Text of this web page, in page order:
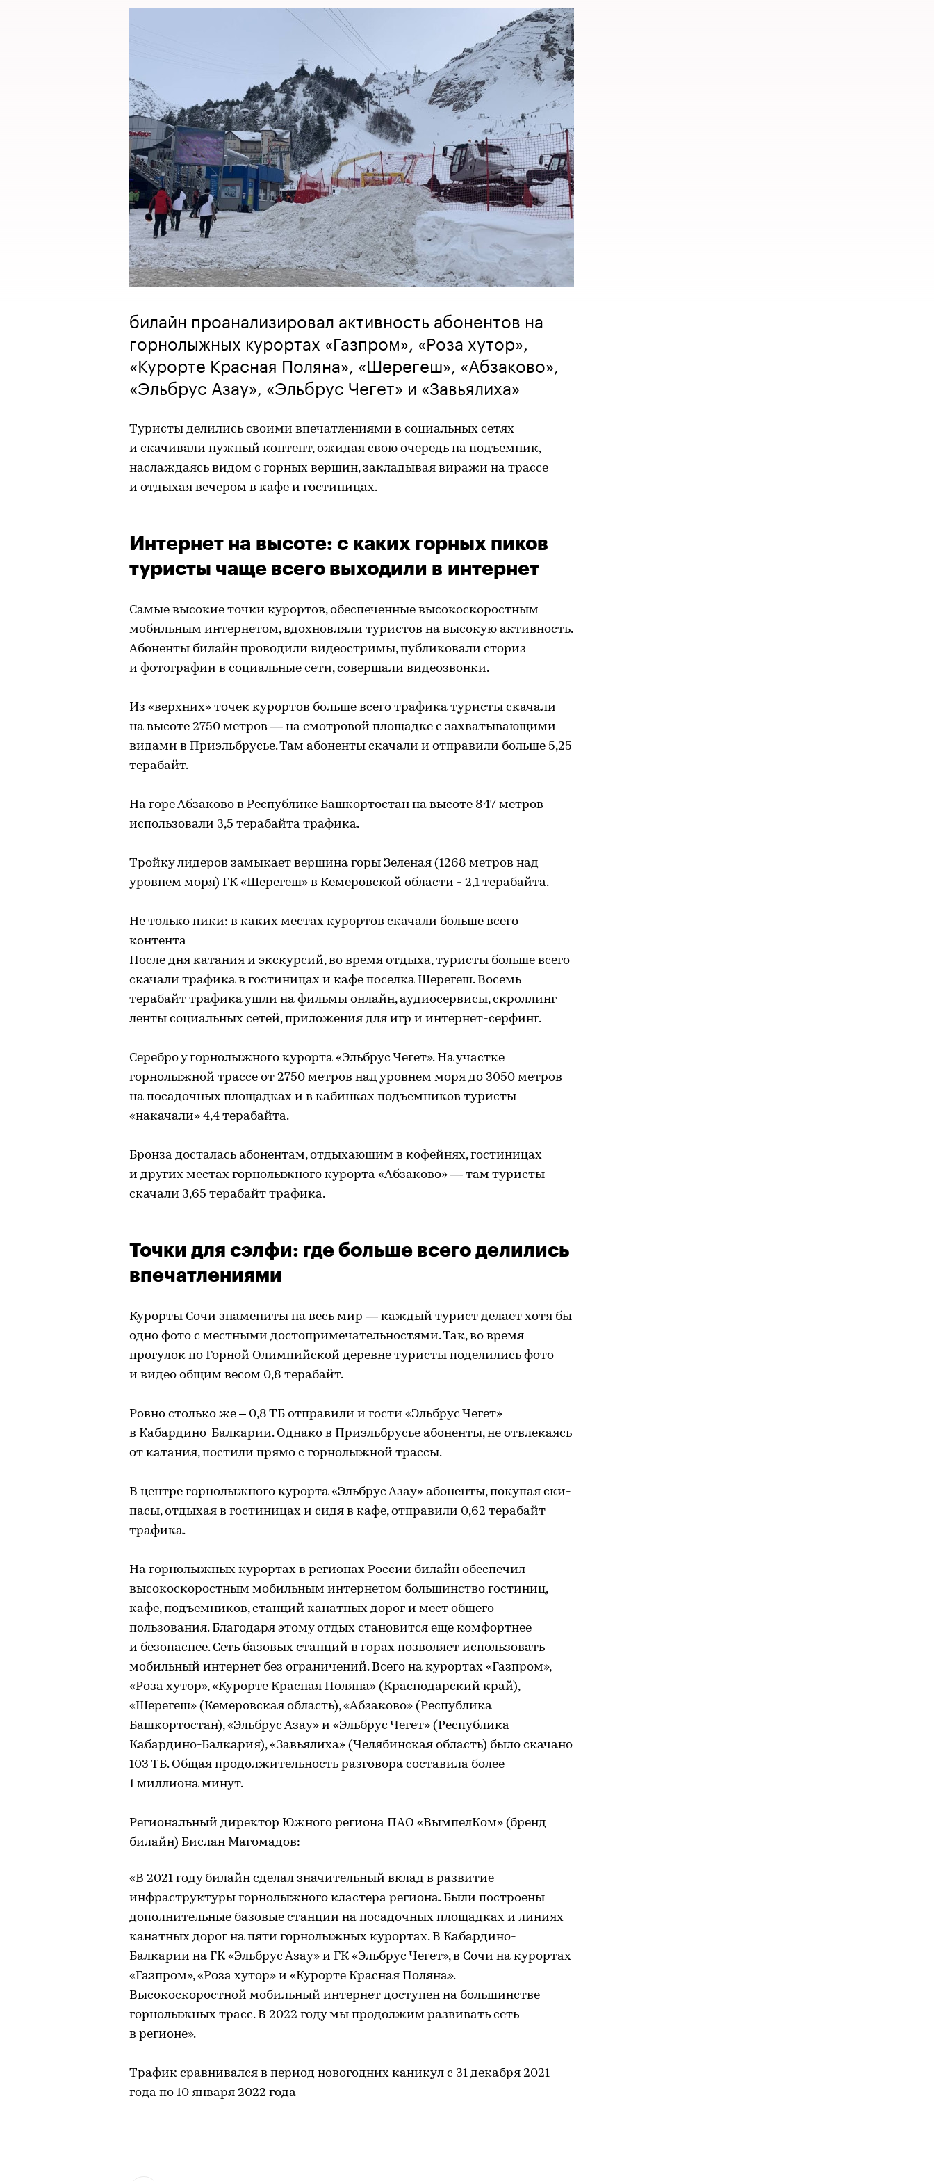
билайн проанализировал активность абонентов на
горнолыжных курортах «Газпром», «Роза хутор»,
«Курорте Красная Поляна», «Шерегеш», «Абзаково»,
«Эльбрус Азау», «Эльбрус Чегет» и «Завьялиха»
Туристы делились своими впечатлениями в социальных сетях
и скачивали нужный контент, ожидая свою очередь на подъемник,
наслаждаясь видом с горных вершин, закладывая виражи на трассе
и отдыхая вечером в кафе и гостиницах.
Интернет на высоте: с каких горных пиков
туристы чаще всего выходили в интернет
Самые высокие точки курортов, обеспеченные высокоскоростным
мобильным интернетом, вдохновляли туристов на высокую активность.
Абоненты билайн проводили видеостримы, публиковали сториз
и фотографии в социальные сети, совершали видеозвонки.
Из «верхних» точек курортов больше всего трафика туристы скачали
на высоте 2750 метров — на смотровой площадке с захватывающими
видами в Приэльбрусье. Там абоненты скачали и отправили больше 5,25
терабайт.
На горе Абзаково в Республике Башкортостан на высоте 847 метров
использовали 3,5 терабайта трафика.
Тройку лидеров замыкает вершина горы Зеленая (1268 метров над
уровнем моря) ГК «Шерегеш» в Кемеровской области - 2,1 терабайта.
Не только пики: в каких местах курортов скачали больше всего
контента
После дня катания и экскурсий, во время отдыха, туристы больше всего
скачали трафика в гостиницах и кафе поселка Шерегеш. Восемь
терабайт трафика ушли на фильмы онлайн, аудиосервисы, скроллинг
ленты социальных сетей, приложения для игр и интернет-серфинг.
Серебро у горнолыжного курорта «Эльбрус Чегет». На участке
горнолыжной трассе от 2750 метров над уровнем моря до 3050 метров
на посадочных площадках и в кабинках подъемников туристы
«накачали» 4,4 терабайта.
Бронза досталась абонентам, отдыхающим в кофейнях, гостиницах
и других местах горнолыжного курорта «Абзаково» — там туристы
скачали 3,65 терабайт трафика.
Точки для сэлфи: где больше всего делились
впечатлениями
Курорты Сочи знамениты на весь мир — каждый турист делает хотя бы
одно фото с местными достопримечательностями. Так, во время
прогулок по Горной Олимпийской деревне туристы поделились фото
и видео общим весом 0,8 терабайт.
Ровно столько же – 0,8 ТБ отправили и гости «Эльбрус Чегет»
в Кабардино-Балкарии. Однако в Приэльбрусье абоненты, не отвлекаясь
от катания, постили прямо с горнолыжной трассы.
В центре горнолыжного курорта «Эльбрус Азау» абоненты, покупая ски-
пасы, отдыхая в гостиницах и сидя в кафе, отправили 0,62 терабайт
трафика.
На горнолыжных курортах в регионах России билайн обеспечил
высокоскоростным мобильным интернетом большинство гостиниц,
кафе, подъемников, станций канатных дорог и мест общего
пользования. Благодаря этому отдых становится еще комфортнее
и безопаснее. Сеть базовых станций в горах позволяет использовать
мобильный интернет без ограничений. Всего на курортах «Газпром»,
«Роза хутор», «Курорте Красная Поляна» (Краснодарский край),
«Шерегеш» (Кемеровская область), «Абзаково» (Республика
Башкортостан), «Эльбрус Азау» и «Эльбрус Чегет» (Республика
Кабардино-Балкария), «Завьялиха» (Челябинская область) было скачано
103 ТБ. Общая продолжительность разговора составила более
1 миллиона минут.
Региональный директор Южного региона ПАО «ВымпелКом» (бренд
билайн) Бислан Магомадов:
«В 2021 году билайн сделал значительный вклад в развитие
инфраструктуры горнолыжного кластера региона. Были построены
дополнительные базовые станции на посадочных площадках и линиях
канатных дорог на пяти горнолыжных курортах. В Кабардино-
Балкарии на ГК «Эльбрус Азау» и ГК «Эльбрус Чегет», в Сочи на курортах
«Газпром», «Роза хутор» и «Курорте Красная Поляна».
Высокоскоростной мобильный интернет доступен на большинстве
горнолыжных трасс. В 2022 году мы продолжим развивать сеть
в регионе».
Трафик сравнивался в период новогодних каникул с 31 декабря 2021
года по 10 января 2022 года